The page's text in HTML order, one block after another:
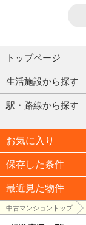
トップページ
生活施設から探す
駅・路線から探す
お気に入り
保存した条件
最近見た物件
中古マンショントップ